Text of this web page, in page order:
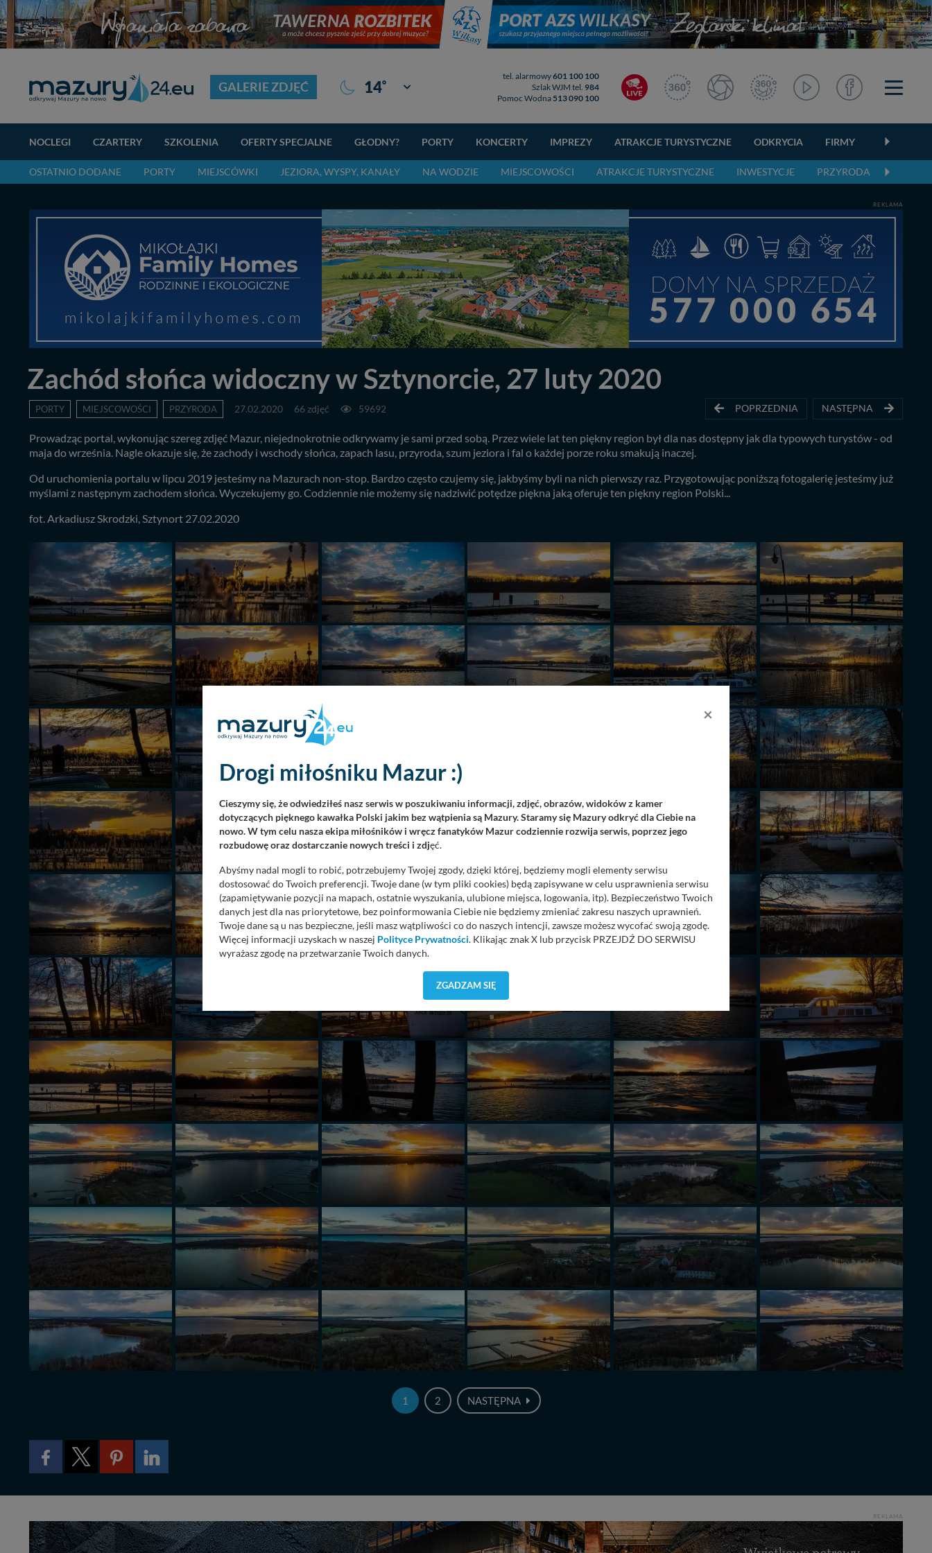
GALERIE ZDJĘĆ 14° Giżycko
tel. alarmowy601 100 100
Szlak WJM tel. 984
Pomoc Wodna 513 090 100
NOCLEGI CZARTERY SZKOLENIA OFERTY SPECJALNE GŁODNY? PORTY KONCERTY IMPREZY ATRAKCJE TURYSTYCZNE ODKRYCIA FIRMY
OSTATNIO DODANE PORTY MIEJSCÓWKI JEZIORA, WYSPY, KANAŁY NA WODZIE MIEJSCOWOŚCI ATRAKCJE TURYSTYCZNE INWESTYCJE PRZYRODA
REKLAMA
Zachód słońca widoczny w Sztynorcie, 27 luty 2020
PORTY MIEJSCOWOŚCI PRZYRODA 27.02.2020 66 zdjęć 59692 POPRZEDNIA NASTĘPNA
Prowadząc portal, wykonując szereg zdjęć Mazur, niejednokrotnie odkrywamy je sami przed sobą. Przez wiele lat ten piękny region był dla nas dostępny jak dla typowych turystów - od
maja do września. Nagle okazuje się, że zachody i wschody słońca, zapach lasu, przyroda, szum jeziora i fal o każdej porze roku smakują inaczej.
Od uruchomienia portalu w lipcu 2019 jesteśmy na Mazurach non-stop. Bardzo często czujemy się, jakbyśmy byli na nich pierwszy raz. Przygotowując poniższą fotogalerię jesteśmy już
myślami z następnym zachodem słońca. Wyczekujemy go. Codziennie nie możemy się nadziwić potędze piękna jaką oferuje ten piękny region Polski...
fot. Arkadiusz Skrodzki, Sztynort 27.02.2020
1 2 NASTĘPNA
REKLAMA
×
Drogi miłośniku Mazur :)
Cieszymy się, że odwiedziłeś nasz serwis w poszukiwaniu informacji, zdjęć, obrazów, widoków z kamer
dotyczących pięknego kawałka Polski jakim bez wątpienia są Mazury. Staramy się Mazury odkryć dla Ciebie na
nowo. W tym celu nasza ekipa miłośników i wręcz fanatyków Mazur codziennie rozwija serwis, poprzez jego
rozbudowę oraz dostarczanie nowych treści i zdjęć.
Abyśmy nadal mogli to robić, potrzebujemy Twojej zgody, dzięki której, będziemy mogli elementy serwisu
dostosować do Twoich preferencji. Twoje dane (w tym pliki cookies) będą zapisywane w celu usprawnienia serwisu
(zapamiętywanie pozycji na mapach, ostatnie wyszukania, ulubione miejsca, logowania, itp). Bezpieczeństwo Twoich
danych jest dla nas priorytetowe, bez poinformowania Ciebie nie będziemy zmieniać zakresu naszych uprawnień.
Twoje dane są u nas bezpieczne, jeśli masz wątpliwości co do naszych intencji, zawsze możesz wycofać swoją zgodę.
Więcej informacji uzyskach w naszej Polityce Prywatności. Klikając znak X lub przycisk PRZEJDŹ DO SERWISU
wyrażasz zgodę na przetwarzanie Twoich danych.
Wyjątkiem jest sytuacja, gdy przekazanie Twoich danych jest elementem usługi (przekazanie danych z formularza
zasadach i funkcjonalności serwisu w Regulaminie Serwisu.
Administratorem Twoich danych jest: Agencja Reklamowa Kreacja Monika Borkowska, z siedzibą ul. Wiejska 17,
11-500 Giżycko. Możesz z nami skontaktować się za pośrednictwem tej
W każdej chwili możesz: zażądać dostępu do swoich danych, zażądać ich poprawienia lub usunięcia, zabronić ich
przetwarzania. Pamiętaj jednak, że nie zawsze jest możliwe techniczne zrealizowanie Twoich praw w odniesieniu do
informacji zawartych w plikach cookies. Twoja przeglądarka umożliwia Ci skasowanie tych plików - w pewnych
przypadkach nie możemy tego zrobić za Ciebie.
Dziękujemy, i życzmy miłego odkrywania Mazur na nowo...
ZGADZAM SIĘ